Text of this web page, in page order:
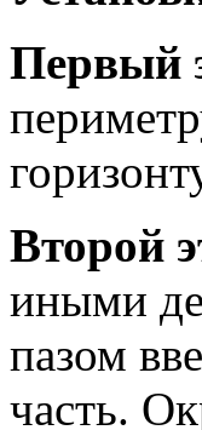
Первый
Второй
иными
пазом
часть.